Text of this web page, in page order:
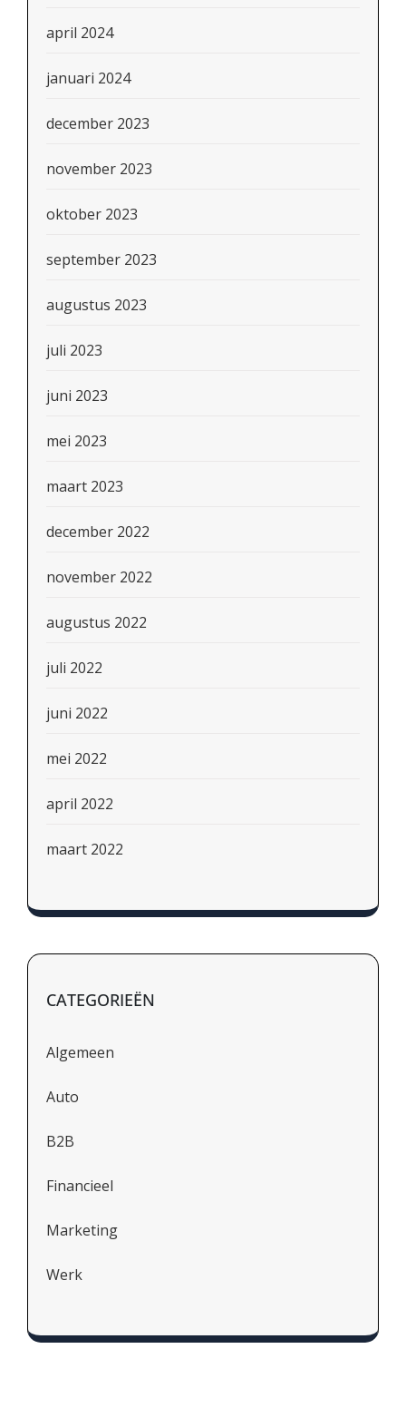
april 2024
januari 2024
december 2023
november 2023
oktober 2023
september 2023
augustus 2023
juli 2023
juni 2023
mei 2023
maart 2023
december 2022
november 2022
augustus 2022
juli 2022
juni 2022
mei 2022
april 2022
maart 2022
CATEGORIEËN
Algemeen
Auto
B2B
Financieel
Marketing
Werk